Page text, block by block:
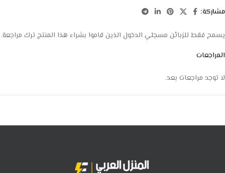
مشاركة:
المراجعات
لا توجد مراجعات بعد.
يسمح فقط للزبائن مسجلي الدخول الذين قاموا بشراء هذا المنتج ترك مراجعة.